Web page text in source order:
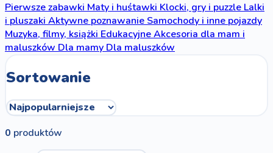
Pierwsze zabawkiMaty i huśtawkiKlocki, gry i puzzleLalki
i pluszakiAktywne poznawanieSamochody i inne pojazdy
Muzyka, filmy, książkiEdukacyjneAkcesoria dla mam i
maluszkówDla mamyDla maluszków
Sortowanie
0 produktów